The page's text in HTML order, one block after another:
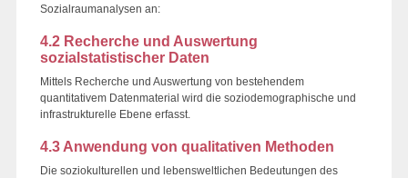
Sozialraumanalysen an:
4.2 Recherche und Auswertung
sozialstatistischer Daten
Mittels Recherche und Auswertung von bestehendem
quantitativem Datenmaterial wird die soziodemographische und
infrastrukturelle Ebene erfasst.
4.3 Anwendung von qualitativen Methoden
Die soziokulturellen und lebensweltlichen Bedeutungen des